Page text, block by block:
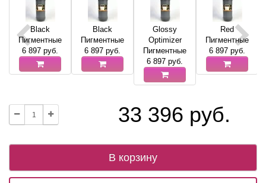
Black
Пигментные
6 897 руб.
Black
Пигментные
6 897 руб.
Glossy
Optimizer
Пигментные
6 897 руб.
Red
Пигментные
6 897 руб.
33 396 руб.
В корзину